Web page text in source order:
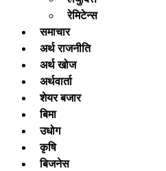
रेमिटेन्स
समाचार
अर्थ राजनीति
अर्थ खोज
अर्थवार्ता
शेयर बजार
बिमा
उधोग
कृषि
बिजनेस